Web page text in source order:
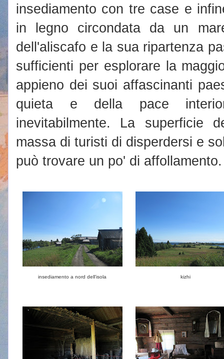
insediamento con tre case e
in legno circondata da un
dell'aliscafo e la sua ripartenza
sufficienti per esplorare la
appieno dei suoi affascinanti
quieta e della pace
inevitabilmente. La superficie
massa di turisti di disperdersi e
può trovare un po' di affollamento.
insediamento a nord dell'isola kizhi